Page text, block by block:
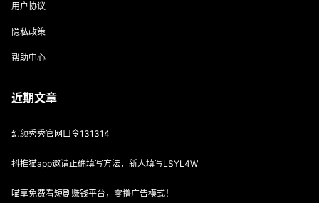
用户协议
隐私政策
帮助中心
近期文章
幻颜秀秀官网口令131314
抖推猫app邀请正确填写方法，新人填写LSYL4W
喵享免费看短剧赚钱平台，零撸广告模式！